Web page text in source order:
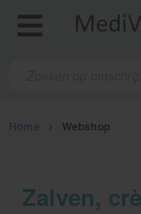
Home Webshop
Zalven,